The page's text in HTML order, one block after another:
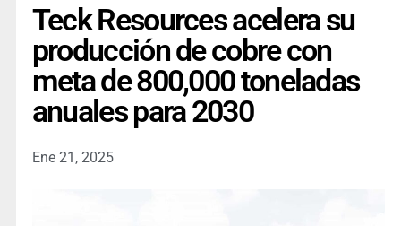
Teck Resources acelera su
producción de cobre con
meta de 800,000 toneladas
anuales para 2030
Ene 21, 2025